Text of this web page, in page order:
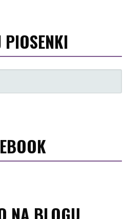
PIOSENKI
NA BLOGU